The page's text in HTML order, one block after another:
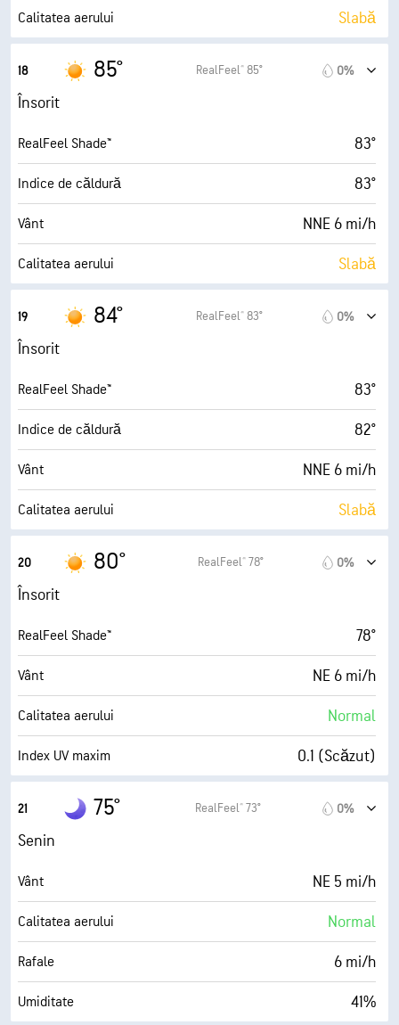
Nori 0%
Plafon de nori
Calitatea aerului Slabă
Index UV maxim
Rafale
Umiditate 25%
Punct de rouă 47° F
AccuLumen Brightness Index™ 10 (F. însorit)
Nori 0%
Plafon de nori
18 85° RealFeel® 85° 0%
Însorit
RealFeel Shade™ 83°
Indice de căldură 83°
Vânt NNE 6 mi/h
Calitatea aerului Slabă
Index UV maxim
Rafale
Umiditate 26%
Punct de rouă 47° F
AccuLumen Brightness Index™ 10 (F. însorit)
Nori 0%
Plafon de nori
19 84° RealFeel® 83° 0%
Însorit
RealFeel Shade™ 83°
Indice de căldură 82°
Vânt NNE 6 mi/h
Calitatea aerului Slabă
Index UV maxim
Rafale
Umiditate 28%
Punct de rouă 47° F
AccuLumen Brightness Index™ 7 (Însorit)
Nori 0%
20 80° RealFeel® 78° 0%
Însorit
RealFeel Shade™ 78°
Vânt NE 6 mi/h
Calitatea aerului Normal
Index UV maxim 0.1 (Scăzut)
Umiditate
Punct de rouă 48° F
AccuLumen Brightness Index™ 0 (Mohorât)
Nori 0%
Vizibilitate 10 mi
21 75° RealFeel® 73° 0%
Senin
Vânt NE 5 mi/h
Calitatea aerului Normal
Rafale 6 mi/h
Umiditate 41%